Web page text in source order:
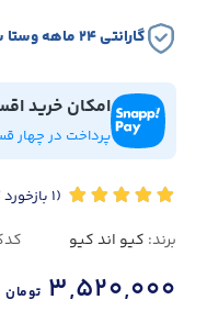
گارانتی ۲۴ ماهه وستا سرویس
امکان خرید
پرداخت در چهار
(1 بازخورد
برند: کیو اند کیو
3,520,000 تومان